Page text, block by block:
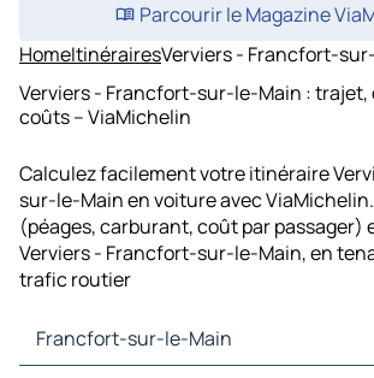
Parcourir le Magazine
HomeItinérairesVerviers - Francfort-
Verviers - Francfort-sur-le-Main : trajet,
coûts – ViaMichelin
Calculez facilement votre itinéraire
sur-le-Main en voiture avec
(péages, carburant, coût par passager)
Verviers - Francfort-sur-le-Main, en
trafic routier
Francfort-sur-le-Main